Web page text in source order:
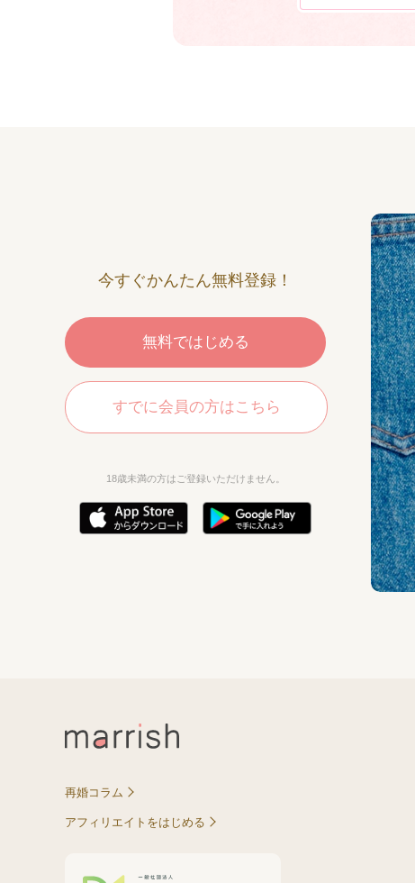
今すぐかんたん無料登録！
無料ではじめる
すでに会員の方はこちら
18歳未満の方はご登録いただけません。
再婚コラム
アフィリエイトをはじめる